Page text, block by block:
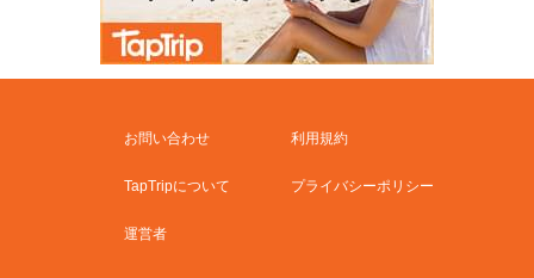
お問い合わせ 利用規約
TapTripについて プライバシーポリシー
運営者